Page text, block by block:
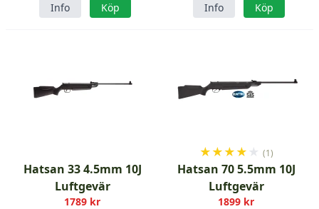
Info
Köp
Info
Köp
Hatsan 33 4.5mm 10J
Luftgevär
1789 kr
★★★★ ★ (1)
Hatsan 70 5.5mm 10J
Luftgevär
1899 kr